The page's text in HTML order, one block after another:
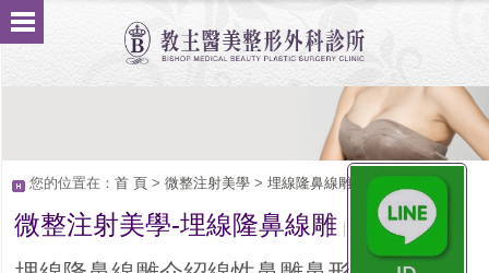
您的位置在： 首 頁> 微整注射美學> 埋線隆鼻線雕
微整注射美學-埋線隆鼻線雕 Service